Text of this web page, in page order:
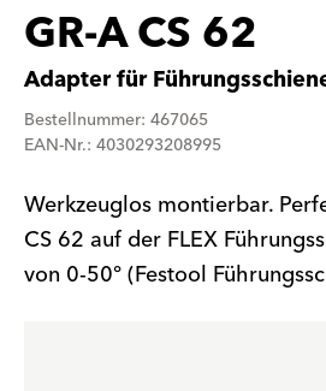
GR-A CS 62
Adapter für
Bestellnummer: 467065
EAN-Nr.: 4030293208995
Werkzeuglos montierbar.
CS 62 auf der FLEX
von 0-50° (Festool